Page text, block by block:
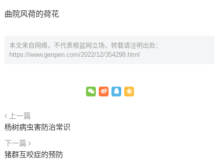
曲院风荷的荷花
本文来自网络，不代表根盆网立场，转载请注明出处：
https://www.genpen.com/2022/12/354298.html
上一篇
杨树病虫害防治常识
下一篇
猪群互咬症的预防